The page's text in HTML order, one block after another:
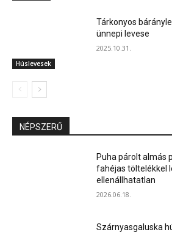
Húslevesek
Tárkonyos
ünnepi levese
2025.10.31.
NÉPSZERŰ
Puha párolt almás
fahéjas töltelékkel
ellenállhatatlan
2026.06.18.
Szárnyasgaluska